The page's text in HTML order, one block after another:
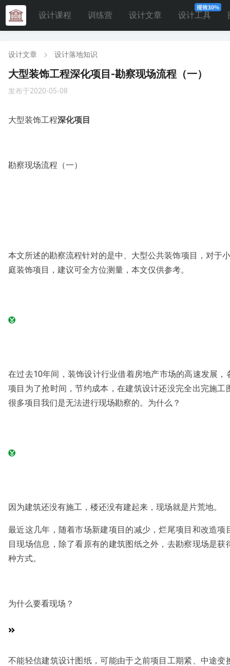
设计课程 训练营 设计文章 设计工具
设计文章 设计落地知识
大型装饰工程深化项目-勘察现场流程（一）
发布于2020-05-08
大型装饰工程深化项目
勘察现场流程（一）
本文所述的勘察流程针对的是中、大型公共装饰项目，对于
庭装饰项目，建议可全方位测量，本文仅供参考。
在过去10年间，装饰设计行业借着房地产市场的高速发展
项目为了抢时间，节约成本，在建筑设计还没完全出完施
很多项目我们是无法进行现场勘察的。为什么？
因为建筑还没有施工，楼还没有建起来，现场就是片荒地。
最近这几年，随着市场新建项目的减少，烂尾项目和改造
目现场信息，除了看原有的建筑图纸之外，去勘察现场是
种方式。
为什么要看现场？
不能轻信建筑设计图纸，可能由于之前项目工期紧、中途